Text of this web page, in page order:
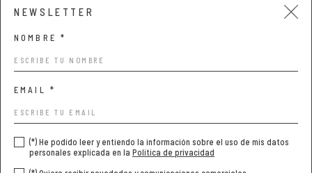
NEWSLETTER
NOMBRE *
EMAIL *
(*) He podido leer y entiendo la información sobre el uso de mis datos
personales explicada en la Política de privacidad